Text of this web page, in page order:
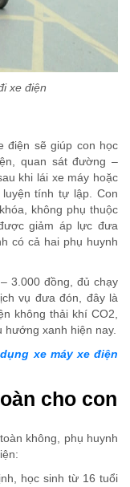
xe điện
điện sẽ giúp con học
quan sát đường –
khi lái xe máy hoặc
tính tự lập. Con
không phụ thuộc
giảm áp lực đưa
có cả hai phụ huynh
3.000 đồng, đủ chạy
vụ đưa đón, đây là
không thải khí CO2,
xanh hiện nay.
xe máy xe điện
cho con
không, phụ huynh
học sinh từ 16 tuổi